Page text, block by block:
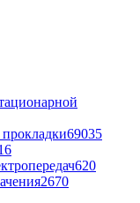
69035
620
2670